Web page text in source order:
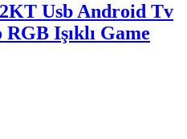
Usb Android Tv
Işıklı Game